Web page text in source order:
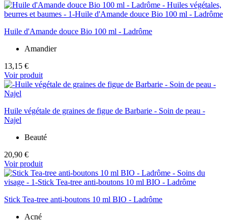
Huile d'Amande douce Bio 100 ml - Ladrôme
Amandier
13,15 €
Voir produit
Huile végétale de graines de figue de Barbarie - Soin de peau -
Najel
Beauté
20,90 €
Voir produit
Stick Tea-tree anti-boutons 10 ml BIO - Ladrôme
Acné